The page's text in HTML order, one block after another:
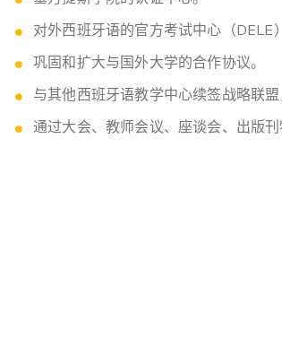
对外西班牙语的官方考试中心（DELE
巩固和扩大与国外大学的合作协议。
与其他西班牙语教学中心续签战略联
通过大会、教师会议、座谈会、出版